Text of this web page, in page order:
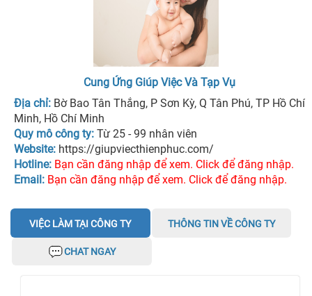
Cung Ứng Giúp Việc Và Tạp Vụ
Địa chỉ: Bờ Bao Tân Thắng, P Sơn Kỳ, Q Tân Phú, TP Hồ Chí
Minh, Hồ Chí Minh
Quy mô công ty: Từ 25 - 99 nhân viên
Website: https://giupviecthienphuc.com/
Hotline: Bạn cần đăng nhập để xem. Click để đăng nhập.
Email: Bạn cần đăng nhập để xem. Click để đăng nhập.
VIỆC LÀM TẠI CÔNG TY THÔNG TIN VỀ CÔNG TY
CHAT NGAY